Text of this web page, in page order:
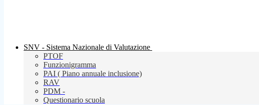
SNV - Sistema Nazionale di Valutazione
PTOF
Funzionigramma
PAI ( Piano annuale inclusione)
RAV
PDM -
Questionario scuola